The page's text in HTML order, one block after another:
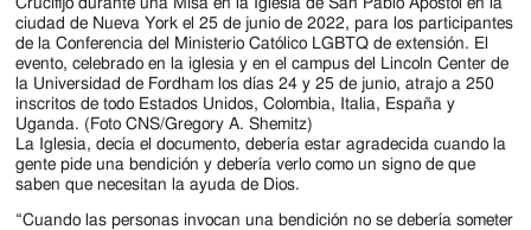
ciudad de Nueva York el 25 de junio de 2022, para los participantes
de la Conferencia del Ministerio Católico LGBTQ de extensión. El
evento, celebrado en la iglesia y en el campus del Lincoln Center de
la Universidad de Fordham los días 24 y 25 de junio, atrajo a 250
inscritos de todo Estados Unidos, Colombia, Italia, España y
Uganda. (Foto CNS/Gregory A. Shemitz)
La Iglesia, decía el documento, debería estar agradecida cuando la
gente pide una bendición y debería verlo como un signo de que
saben que necesitan la ayuda de Dios.
“Cuando las personas invocan una bendición no se debería someter